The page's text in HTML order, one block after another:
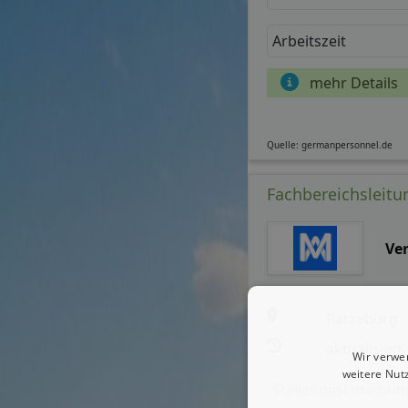
Arbeitszeit
mehr Details
Quelle: germanpersonnel.de
Wir
weitere